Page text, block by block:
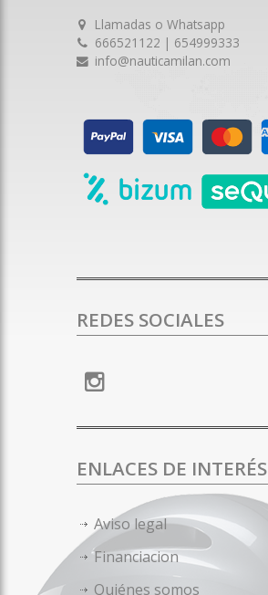
Llamadas o Whatsapp
666521122 | 654999333
info@nauticamilan.com
REDES SOCIALES
ENLACES DE INTERÉS
Aviso legal
Financiacion
Quiénes somos